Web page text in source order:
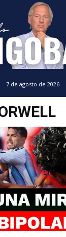
7 de agosto de 2026